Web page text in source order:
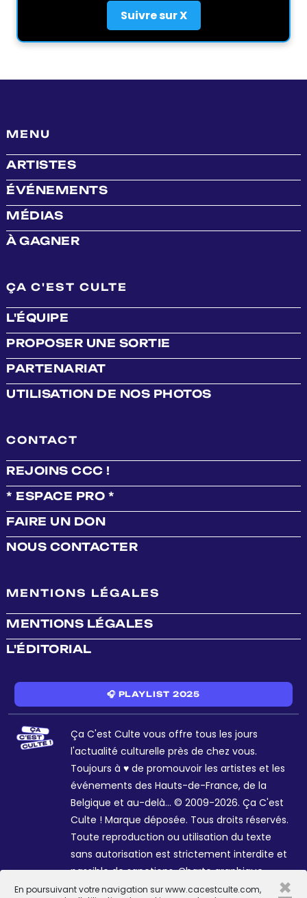
En poursuivant votre navigation sur www.cacestculte.com,
×
Suivre sur X
MENU
ARTISTES
ÉVÉNEMENTS
MÉDIAS
À GAGNER
ÇA C'EST CULTE
L'ÉQUIPE
PROPOSER UNE SORTIE
PARTENARIAT
UTILISATION DE NOS PHOTOS
CONTACT
REJOINS CCC !
* ESPACE PRO *
FAIRE UN DON
NOUS CONTACTER
MENTIONS LÉGALES
MENTIONS LÉGALES
L'ÉDITORIAL
🎧 PLAYLIST 2025
Ça C'est Culte vous offre tous les jours
l'actualité culturelle près de chez vous.
Toujours à ♥ de promouvoir les artistes et les
événements des Hauts-de-France, de la
Belgique et au-delà... © 2009-2026. Ça C'est
Culte ! Marque déposée. Tous droits réservés.
Toute reproduction ou utilisation du texte
sans autorisation est strictement interdite et
passible de sanctions. Charte graphique
Sophie R. et Céline Galant.